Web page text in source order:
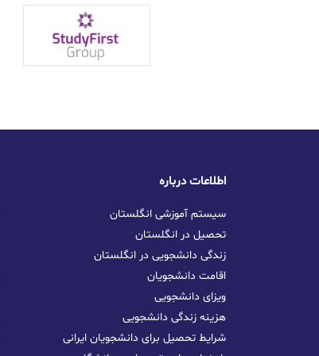
اطلاعات درباره
سیستم آموزشی انگلستان
تحصیل در انگلستان
زندگی دانشجویی در انگلستان
اقامت دانشجویان
ویزای دانشجویی
هزینه زندگی دانشجویی
شرایط تحصیل برای دانشجویان ایرانی